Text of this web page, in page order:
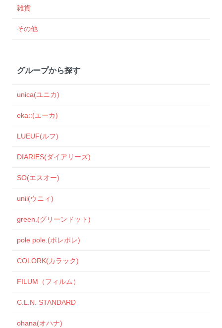
雑貨
その他
グループから探す
unica(ユニカ)
eka::(エーカ)
LUEUF(ルフ)
DIARIES(ダイアリーズ)
SO(エスオー)
unii(ウニィ)
green.(グリーンドット)
pole pole.(ポレポレ)
COLORK(カラック)
FILUM（フィルム）
C.L.N. STANDARD
ohana(オハナ)